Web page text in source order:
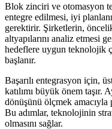
Blok zinciri ve otomasyon
entegre edilmesi, iyi
gerektirir. Şirketlerin,
altyapılarını analiz etmesi
hedeflere uygun teknolojik
başlanır.
Başarılı entegrasyon için,
katılımı büyük önem taşır.
dönüşünü ölçmek
Bu adımlar, teknolojinin
olmasını sağlar.